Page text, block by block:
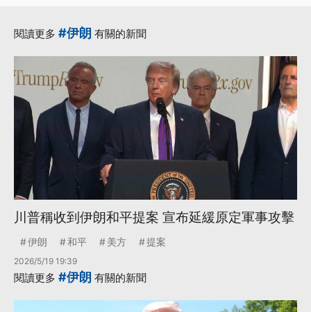
閱讀更多 #伊朗 有關的新聞
川普稱收到伊朗和平提案 宣布延緩原定軍事攻擊
伊朗 和平 美方 提案
2026/5/19 19:39
閱讀更多 #伊朗 有關的新聞